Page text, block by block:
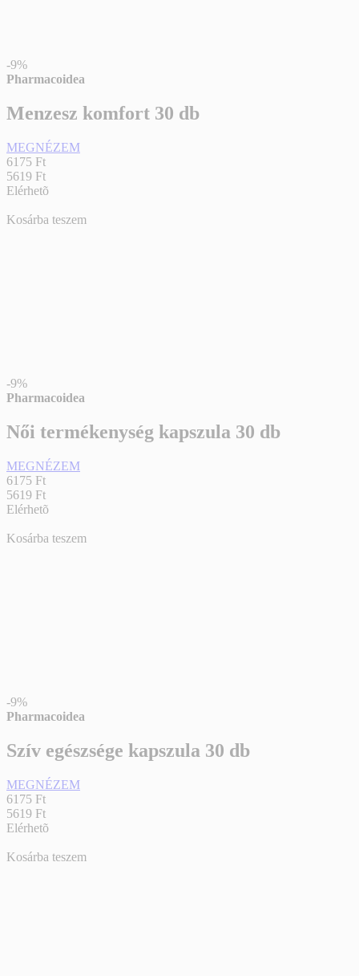
-9%
Pharmacoidea
Menzesz komfort 30 db
MEGNÉZEM
6175 Ft
5619 Ft
Elérhetõ
Kosárba teszem
-9%
Pharmacoidea
Női termékenység kapszula 30 db
MEGNÉZEM
6175 Ft
5619 Ft
Elérhetõ
Kosárba teszem
-9%
Pharmacoidea
Szív egészsége kapszula 30 db
MEGNÉZEM
6175 Ft
5619 Ft
Elérhetõ
Kosárba teszem